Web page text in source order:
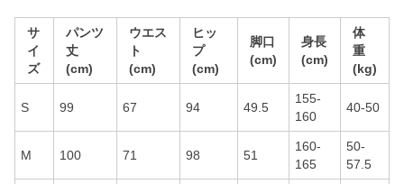
サ
イ
ズ
パンツ
丈
(cm)
ウエス
ト
(cm)
ヒッ
プ
(cm)
脚口
(cm)
身長
(cm)
体
重
(kg)
S 99 67 94 49.5
155-
160
40-50
M 100 71 98 51
160-
165
50-
57.5